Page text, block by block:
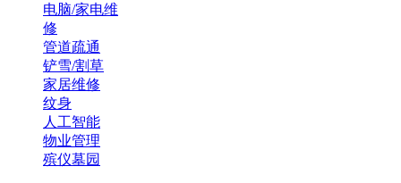
电脑/家电维
修
管道疏通
铲雪/割草
家居维修
纹身
人工智能
物业管理
殡仪墓园